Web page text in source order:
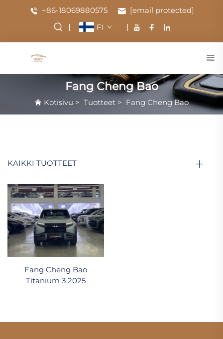
+86-18069880575
[email protected]
FI
Fang Cheng Bao
Kotisivu > Tuotteet > Fang Cheng Bao
KAIKKI TUOTTEET
Fang Cheng Bao
Titanium 3 2025